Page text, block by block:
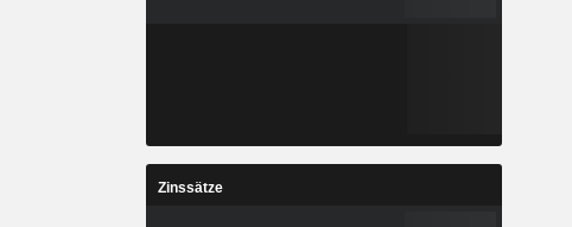
Zinssätze